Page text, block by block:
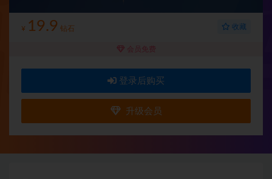
¥ 19.9 钻石 收藏
会员免费
登录后购买
升级会员